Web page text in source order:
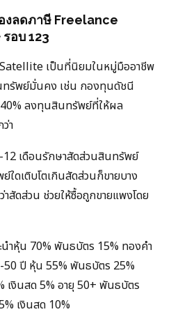
งลดภาษี Freelance
อบ 123
เป็นที่นิยมในหมู่มืออาชีพ
รัพย์มั่นคง เช่น กองทุนดัชนี
ลงทุนสินทรัพย์ที่ให้ผล
า
เดือนรักษาสัดส่วนสินทรัพย์
ดเติบโตเกินสัดส่วนก็ขายบาง
สัดส่วน ช่วยให้ซื้อถูกขายแพงโดย
ำหุ้น 70% พันธบัตร 15% ทองคำ
50 ปี หุ้น 55% พันธบัตร 25%
เงินสด 5% อายุ 50+ พันธบัตร
เงินสด 10%